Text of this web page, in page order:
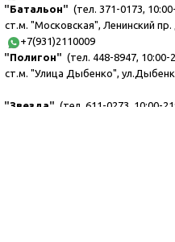
"Батальон" (тел. 371-0173,
ст.м. "Московская", Ленинский пр.
+7(931)2110009
"Полигон" (тел. 448-8947, 10:00-
ст.м. "Улица Дыбенко",
"Звезда" (тел. 611-0273, 10:00-